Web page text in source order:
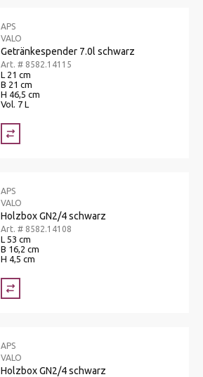
APS
VALO
Getränkespender 7.0l schwarz
Art. # 8582.14115
L 21 cm
B 21 cm
H 46,5 cm
Vol. 7 L
APS
VALO
Holzbox GN2/4 schwarz
Art. # 8582.14108
L 53 cm
B 16,2 cm
H 4,5 cm
APS
VALO
Holzbox GN2/4 schwarz